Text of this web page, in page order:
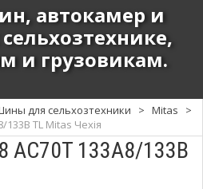
автокамер и
и грузовикам.
для сельхозтехники > Mitas
>
TL Mitas Чехія
AC70T 133A8/133B